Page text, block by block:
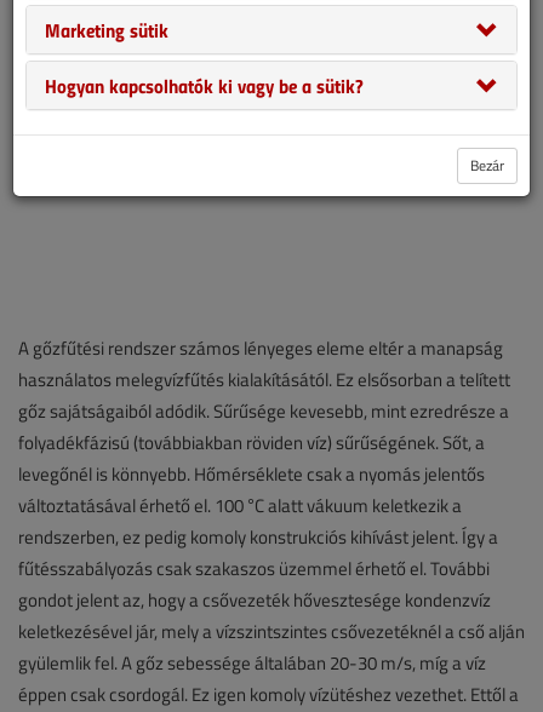
A gőzfűtési rendszer számos lényeges eleme eltér a manapság
használatos melegvízfűtés kialakításától. Ez elsősorban a telített
gőz sajátságaiból adódik. Sűrűsége kevesebb, mint ezredrésze a
folyadékfázisú (továbbiakban röviden víz) sűrűségének. Sőt, a
levegőnél is könnyebb. Hőmérséklete csak a nyomás jelentős
változtatásával érhető el. 100 °C alatt vákuum keletkezik a
rendszerben, ez pedig komoly konstrukciós kihívást jelent. Így a
fűtésszabályozás csak szakaszos üzemmel érhető el. További
gondot jelent az, hogy a csővezeték hővesztesége kondenzvíz
keletkezésével jár, mely a vízszintszintes csővezetéknél a cső alján
gyülemlik fel. A gőz sebessége általában 20-30 m/s, míg a víz
éppen csak csordogál. Ez igen komoly vízütéshez vezethet. Ettől a
Marketing sütik
Hogyan kapcsolhatók ki vagy be a sütik?
Bezár